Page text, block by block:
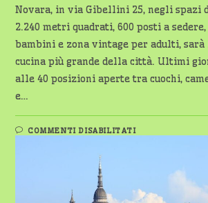
Novara, in via Gibellini 25, negli spazi
2.240 metri quadrati, 600 posti a
bambini e zona vintage per adulti,
cucina più grande della città. Ultimi
alle 40 posizioni aperte tra cuochi,
e…
COMMENTI DISABILITATISU
POLLICINO
OTTOBRE:
ULTIMI